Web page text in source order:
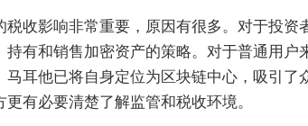
收影响非常重要，原因有很多。对于投资
有和销售加密资产的策略。对于普通用户
耳他已将自身定位为区块链中心，吸引了
有必要清楚了解监管和税收环境。